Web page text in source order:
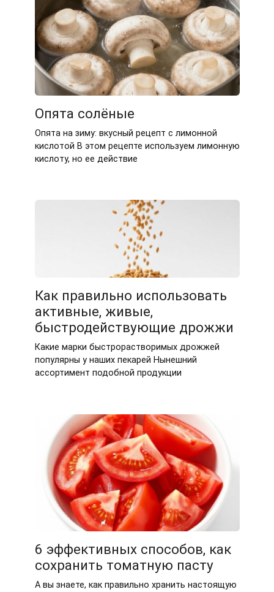
Опята солёные
Опята на зиму: вкусный рецепт с лимонной
кислотой В этом рецепте используем лимонную
кислоту, но ее действие
Как правильно использовать
активные, живые,
быстродействующие дрожжи
Какие марки быстрорастворимых дрожжей
популярны у наших пекарей Нынешний
ассортимент подобной продукции
6 эффективных способов, как
сохранить томатную пасту
А вы знаете, как правильно хранить настоящую